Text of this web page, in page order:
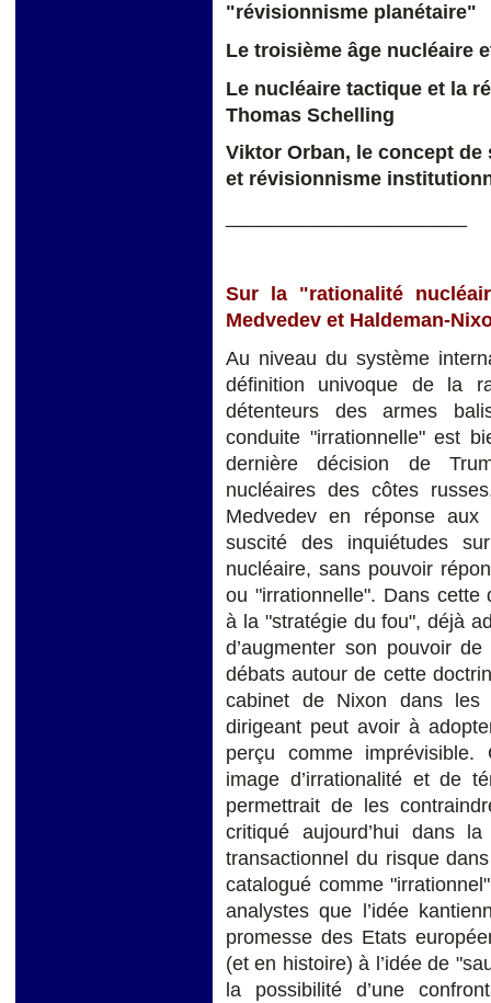
"révisionnisme planétaire"
Le troisième âge
Le nucléaire tactique et la
Thomas Schelling
Viktor Orban, le concept de
et révisionnisme
Sur la "rationalité
Medvedev et Haldeman-
Au niveau du système
définition univoque de la
détenteurs des armes
conduite "irrationnelle" est
dernière décision de
nucléaires des côtes
Medvedev en réponse aux
suscité des inquiétudes
nucléaire, sans pouvoir
ou "irrationnelle". Dans cette
à la "stratégie du fou", déjà
d’augmenter son pouvoir
débats autour de cette
cabinet de Nixon dans les
dirigeant peut avoir à
perçu comme
image d’irrationalité et de
permettrait de les
critiqué aujourd’hui dans
transactionnel du risque
catalogué comme
analystes que l’idée
promesse des Etats
(et en histoire) à l’idée de
la possibilité d’une